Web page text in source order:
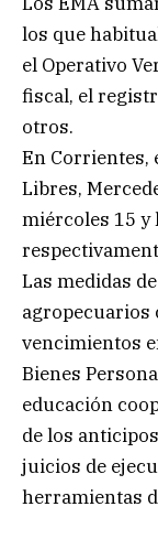
los que
el Operativo
fiscal, el
otros.
En Corrientes,
Libres,
miércoles 15 y
Las medidas
agropecuarios
vencimientos
Bienes
educación
de los
juicios de
herramientas